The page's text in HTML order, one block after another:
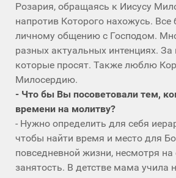
Розария, обращаясь к Иисусу
напротив Которого нахожусь. Все
личному общению с Господом.
разных актуальных интенциях.
которые просят. Также люблю
Милосердию.
- Что бы Вы посоветовали тем,
времени на молитву?
- Нужно определить для себя
чтобы найти время и место для
повседневной жизни, несмотря на
занятость. В детстве мама учила